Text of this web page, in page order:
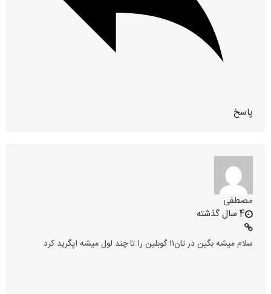
پاسخ
مصطفی
4 سال گذشته
سلام میشه بگین در تان۱۱ گوبلین را تا چند لول میشه اپگرید کرد